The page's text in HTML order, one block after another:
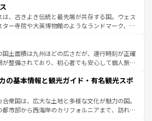
ラベンダー畑など、多彩な楽しみ方が可能だ。さ
リ以外の地域にも魅力が溢れており、どの街角に
歴史と文化が息づいている。パリ以外の個性あふ
てほしい。
この国は、どこを歩いても飽きることがない。ベ
文化的活気、バイエルン州のアルプスの絶景、そ
ン川沿いのワイン畑といった風景は必見。ビール
な人にはぜひ体験してほしい。 なお、新着の
報はコンテンツ一覧を参照してほしい。
は、古きよき伝統と最先端が共存する国。ウェス
ター寺院や大英博物館のようなランドマーク、歴
に異なる魅力がある。また、優雅なアフタヌーン
ビール好きにはたまらない英国パブ、サッカー観
本場だからこそできる体験も豊富。イギリスを旅
を参照してほしい。
国土面積は九州ほどの広さだが、運行時刻が正確
が整備されており、初心者でも安心して個人旅行
そのまま残る町や、スイスならではのユニークな
あり、アルプス観光だけでなく町歩きも満喫する
きる。国民の所得が高いため物価も高いが、旅行
交通パス提供のサービスもあり、うまく活用すれ
の基本情報と観光ガイド・有名観光スポ
合衆国は、広大な土地と多様な文化が魅力の国。
都市部から西海岸のカリフォルニアまで、訪れる